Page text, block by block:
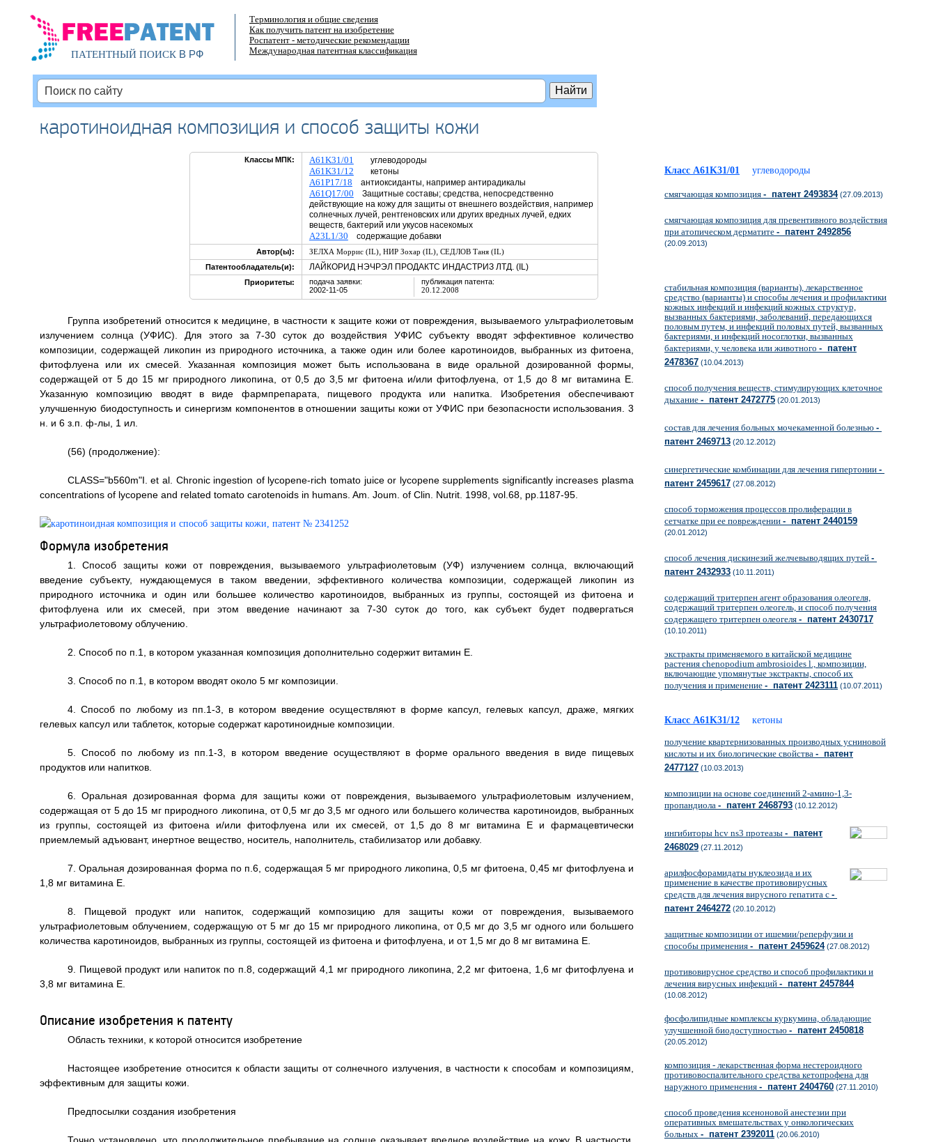
ПАТЕНТНЫЙ ПОИСКВ РФ
Терминология и общие сведения
Как получить патент на изобретение
Роспатент - методические рекомендации
Международная патентная классификация
каротиноидная композиция и способ защиты кожи
Классы МПК: A61K31/01 углеводороды
A61K31/12 кетоны
A61P17/18 антиоксиданты, например антирадикалы
A61Q17/00 Защитные составы; средства, непосредственно
действующие на кожу для защиты от внешнего воздействия, например
солнечных лучей, рентгеновских или других вредных лучей, едких
веществ, бактерий или укусов насекомых
A23L1/30 содержащие добавки
Автор(ы): ЗЕЛХА Моррис (IL), НИР Зохар (IL), СЕДЛОВ Таня (IL)
Патентообладатель(и):
ЛАЙКОРИД НЭЧРЭЛ ПРОДАКТС ИНДАСТРИЗ ЛТД. (IL)
Приоритеты:
подача заявки:
2002-11-05
публикация патента:
20.12.2008
Группа изобретений относится к медицине, в частности к защите кожи от повреждения, вызываемого ультрафиолетовым
излучением солнца (УФИС). Для этого за 7-30 суток до воздействия УФИС субъекту вводят эффективное количество
композиции, содержащей ликопин из природного источника, а также один или более каротиноидов, выбранных из фитоена,
фитофлуена или их смесей. Указанная композиция может быть использована в виде оральной дозированной формы,
содержащей от 5 до 15 мг природного ликопина, от 0,5 до 3,5 мг фитоена и/или фитофлуена, от 1,5 до 8 мг витамина Е.
Указанную композицию вводят в виде фармпрепарата, пищевого продукта или напитка. Изобретения обеспечивают
улучшенную биодоступность и синергизм компонентов в отношении защиты кожи от УФИС при безопасности использования. 3
н. и 6 з.п. ф-лы, 1 ил.
(56) (продолжение):
CLASS="b560m"I. et al. Chronic ingestion of lycopene-rich tomato juice or lycopene supplements significantly increases plasma
concentrations of lycopene and related tomato carotenoids in humans. Am. Joum. of Clin. Nutrit. 1998, vol.68, pp.1187-95.
Формула изобретения
1. Способ защиты кожи от повреждения, вызываемого ультрафиолетовым (УФ) излучением солнца, включающий
введение субъекту, нуждающемуся в таком введении, эффективного количества композиции, содержащей ликопин из
природного источника и один или большее количество каротиноидов, выбранных из группы, состоящей из фитоена и
фитофлуена или их смесей, при этом введение начинают за 7-30 суток до того, как субъект будет подвергаться
ультрафиолетовому облучению.
2. Способ по п.1, в котором указанная композиция дополнительно содержит витамин Е.
3. Способ по п.1, в котором вводят около 5 мг композиции.
4. Способ по любому из пп.1-3, в котором введение осуществляют в форме капсул, гелевых капсул, драже, мягких
гелевых капсул или таблеток, которые содержат каротиноидные композиции.
5. Способ по любому из пп.1-3, в котором введение осуществляют в форме орального введения в виде пищевых
продуктов или напитков.
6. Оральная дозированная форма для защиты кожи от повреждения, вызываемого ультрафиолетовым излучением,
содержащая от 5 до 15 мг природного ликопина, от 0,5 мг до 3,5 мг одного или большего количества каротиноидов, выбранных
из группы, состоящей из фитоена и/или фитофлуена или их смесей, от 1,5 до 8 мг витамина Е и фармацевтически
приемлемый адъювант, инертное вещество, носитель, наполнитель, стабилизатор или добавку.
7. Оральная дозированная форма по п.6, содержащая 5 мг природного ликопина, 0,5 мг фитоена, 0,45 мг фитофлуена и
1,8 мг витамина Е.
8. Пищевой продукт или напиток, содержащий композицию для защиты кожи от повреждения, вызываемого
ультрафиолетовым облучением, содержащую от 5 мг до 15 мг природного ликопина, от 0,5 мг до 3,5 мг одного или большего
количества каротиноидов, выбранных из группы, состоящей из фитоена и фитофлуена, и от 1,5 мг до 8 мг витамина Е.
9. Пищевой продукт или напиток по п.8, содержащий 4,1 мг природного ликопина, 2,2 мг фитоена, 1,6 мг фитофлуена и
3,8 мг витамина Е.
Описание изобретения к патенту
Область техники, к которой относится изобретение
Настоящее изобретение относится к области защиты от солнечного излучения, в частности к способам и композициям,
эффективным для защиты кожи.
Предпосылки создания изобретения
Класс A61K31/01 углеводороды
смягчающая композиция - патент 2493834(27.09.2013)
смягчающая композиция для превентивного воздействия
при атопическом дерматите - патент 2492856
(20.09.2013)
стабильная композиция (варианты), лекарственное
средство (варианты) и способы лечения и профилактики
кожных инфекций и инфекций кожных структур,
вызванных бактериями, заболеваний, передающихся
половым путем, и инфекций половых путей, вызванных
бактериями, и инфекций носоглотки, вызванных
бактериями, у человека или животного - патент
2478367 (10.04.2013)
способ получения веществ, стимулирующих клеточное
дыхание - патент 2472775 (20.01.2013)
состав для лечения больных мочекаменной болезнью -
патент 2469713 (20.12.2012)
синергетические комбинации для лечения гипертонии -
патент 2459617 (27.08.2012)
способ торможения процессов пролиферации в
сетчатке при ее повреждении - патент 2440159
(20.01.2012)
способ лечения дискинезий желчевыводящих путей -
патент 2432933 (10.11.2011)
содержащий тритерпен агент образования олеогеля,
содержащий тритерпен олеогель, и способ получения
содержащего тритерпен олеогеля - патент 2430717
(10.10.2011)
экстракты применяемого в китайской медицине
растения chenopodium ambrosioides l., композиции,
включающие упомянутые экстракты, способ их
получения и применение - патент 2423111 (10.07.2011)
Класс A61K31/12 кетоны
получение квартернизованных производных усниновой
кислоты и их биологические свойства - патент
2477127 (10.03.2013)
композиции на основе соединений 2-амино-1,3-
пропандиола - патент 2468793 (10.12.2012)
ингибиторы hcv ns3 протеазы - патент
2468029 (27.11.2012)
арилфосфорамидаты нуклеозида и их
применение в качестве противовирусных
средств для лечения вирусного гепатита с -
патент 2464272 (20.10.2012)
защитные композиции от ишемии/реперфузии и
способы применения - патент 2459624(27.08.2012)
противовирусное средство и способ профилактики и
лечения вирусных инфекций - патент 2457844
(10.08.2012)
фосфолипидные комплексы куркумина, обладающие
улучшенной биодоступностью - патент 2450818
(20.05.2012)
композиция - лекарственная форма нестероидного
противовоспалительного средства кетопрофена для
наружного применения - патент 2404760 (27.11.2010)
способ проведения ксеноновой анестезии при
оперативных вмешательствах у онкологических
больных - патент 2392011 (20.06.2010)